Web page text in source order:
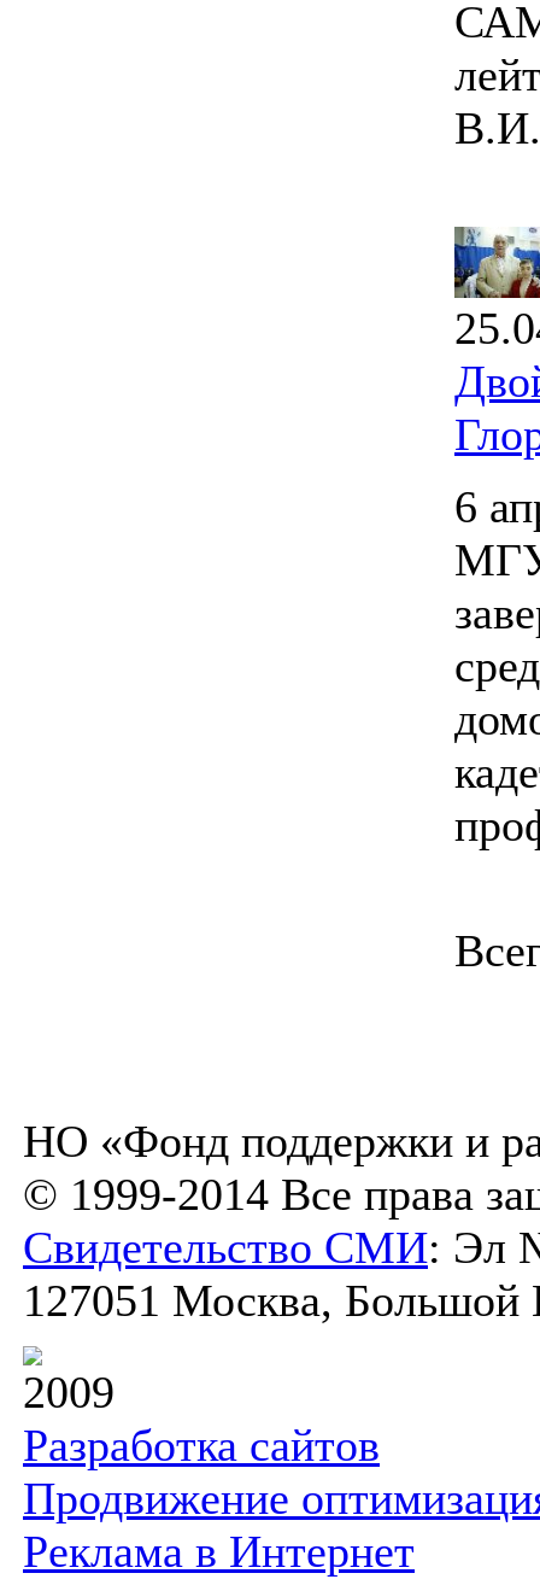
6
НО «Фонд поддержки и
© 1999-2014 Все права
Свидетельство СМИ: Эл
127051 Москва, Большой
2009
Разработка сайтов
Продвижение
Реклама в Интернет